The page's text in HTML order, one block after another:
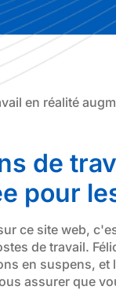
de
pour
ce site web,
de travail.
en suspens,
assurer que